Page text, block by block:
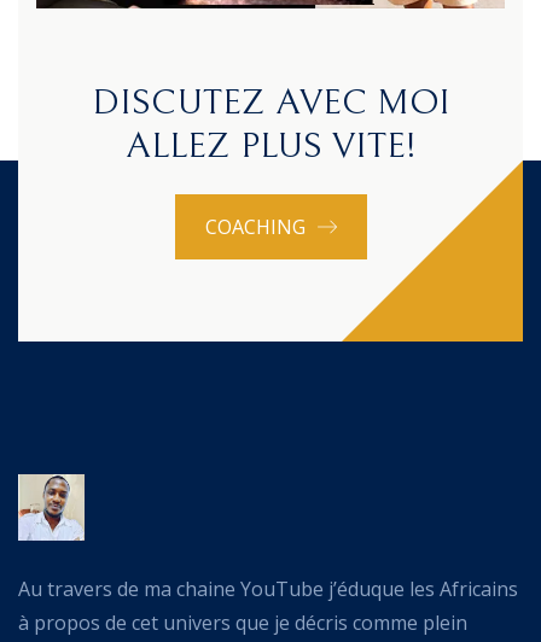
DISCUTEZ AVEC MOI
ALLEZ PLUS VITE!
COACHING
Au travers de ma chaine YouTube j’éduque les Africains
à propos de cet univers que je décris comme plein